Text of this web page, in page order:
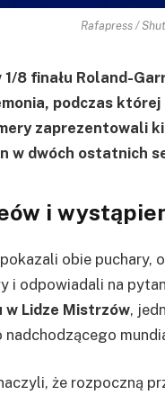
Rafapress /
1/8 finału Roland-
podczas
zaprezentowali
w dwóch ostatnich
i
obie puchary,
i odpowiadali na
Lidze Mistrzów,
że rozpoczną